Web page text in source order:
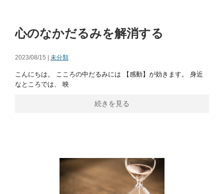
心のなかだるみを解消する
2023/08/15 | 未分類
こんにちは。 こころの中だるみには 【感動】が効きます。 身近
なところでは、 映
続きを見る